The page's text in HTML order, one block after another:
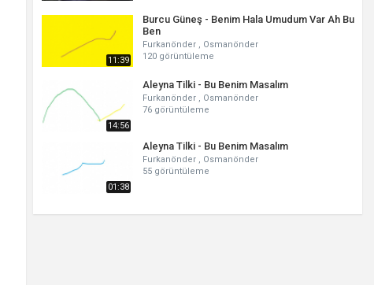
11:39
Burcu Güneş - Benim Hala Umudum Var Ah Bu
Ben
Furkanönder , Osmanönder
120 görüntüleme
14:56
Aleyna Tilki - Bu Benim Masalım
Furkanönder , Osmanönder
76 görüntüleme
01:38
Aleyna Tilki - Bu Benim Masalım
Furkanönder , Osmanönder
55 görüntüleme